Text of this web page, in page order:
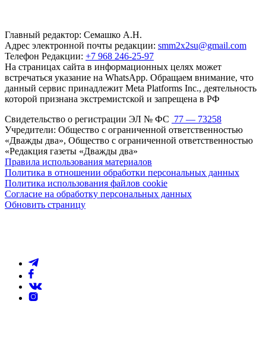
Главный редактор: Семашко А.Н.
Адрес электронной почты редакции: smm2x2su@gmail.com
Телефон Редакции: +7 968 246-25-97
На страницах сайта в информационных целях может
встречаться указание на WhatsApp. Обращаем внимание, что
данный сервис принадлежит Meta Platforms Inc., деятельность
которой признана экстремистской и запрещена в РФ
Свидетельство о регистрации ЭЛ № ФС 77 — 73258
Учредители: Общество с ограниченной ответственностью
«Дважды два», Общество с ограниченной ответственностью
«Редакция газеты «Дважды два»
Правила использования материалов
Политика в отношении обработки персональных данных
Политика использования файлов cookie
Согласие на обработку персональных данных
Обновить страницу